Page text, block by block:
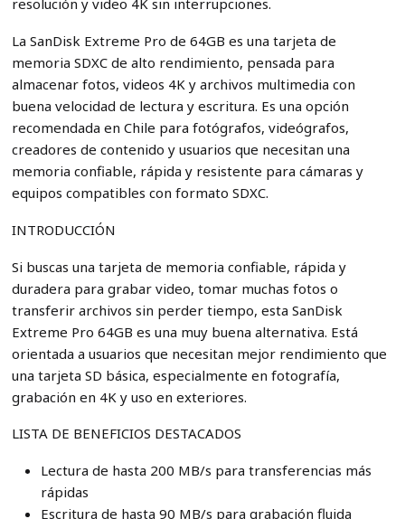
La SanDisk Extreme Pro de 64GB es una tarjeta de
memoria SDXC de alto rendimiento, pensada para
almacenar fotos, videos 4K y archivos multimedia con
buena velocidad de lectura y escritura. Es una opción
recomendada en Chile para fotógrafos, videógrafos,
creadores de contenido y usuarios que necesitan una
memoria confiable, rápida y resistente para cámaras y
equipos compatibles con formato SDXC.
INTRODUCCIÓN
Si buscas una tarjeta de memoria confiable, rápida y
duradera para grabar video, tomar muchas fotos o
transferir archivos sin perder tiempo, esta SanDisk
Extreme Pro 64GB es una muy buena alternativa. Está
orientada a usuarios que necesitan mejor rendimiento que
una tarjeta SD básica, especialmente en fotografía,
grabación en 4K y uso en exteriores.
LISTA DE BENEFICIOS DESTACADOS
Lectura de hasta 200 MB/s para transferencias más
rápidas
Escritura de hasta 90 MB/s para grabación fluida